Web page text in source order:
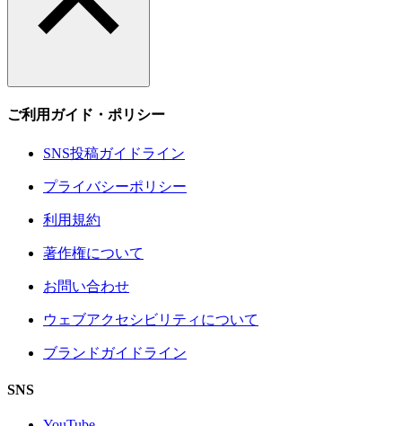
ご利用ガイド・ポリシー
SNS投稿ガイドライン
プライバシーポリシー
利用規約
著作権について
お問い合わせ
ウェブアクセシビリティについて
ブランドガイドライン
SNS